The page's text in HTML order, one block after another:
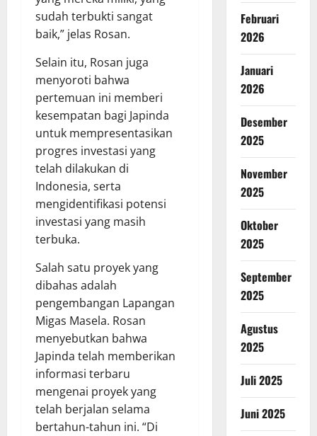
sudah terbukti sangat
baik,” jelas Rosan.
Selain itu, Rosan juga
menyoroti bahwa
pertemuan ini memberi
kesempatan bagi Japinda
untuk mempresentasikan
progres investasi yang
telah dilakukan di
Indonesia, serta
mengidentifikasi potensi
investasi yang masih
terbuka.
Salah satu proyek yang
dibahas adalah
pengembangan Lapangan
Migas Masela. Rosan
menyebutkan bahwa
Japinda telah memberikan
informasi terbaru
mengenai proyek yang
telah berjalan selama
bertahun-tahun ini. “Di
Februari
2026
Januari
2026
Desember
2025
November
2025
Oktober
2025
September
2025
Agustus
2025
Juli 2025
Juni 2025